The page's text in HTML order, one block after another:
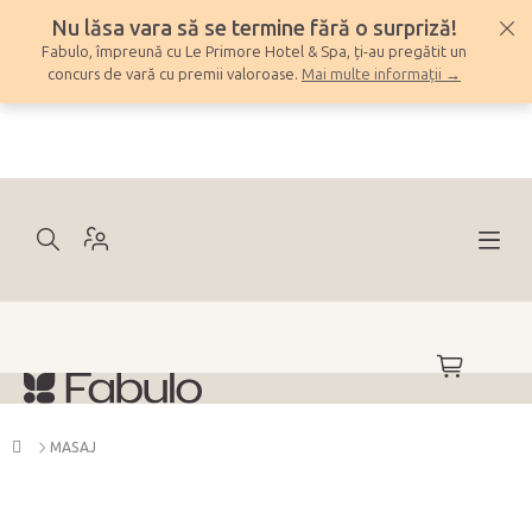
conținut
Nu lăsa vara să se termine fără o surpriză!
Fabulo, împreună cu Le Primore Hotel & Spa, ți-au pregătit un
concurs de vară cu premii valoroase. Mai multe informații →
COŞ
DE
Acasă
MASAJ